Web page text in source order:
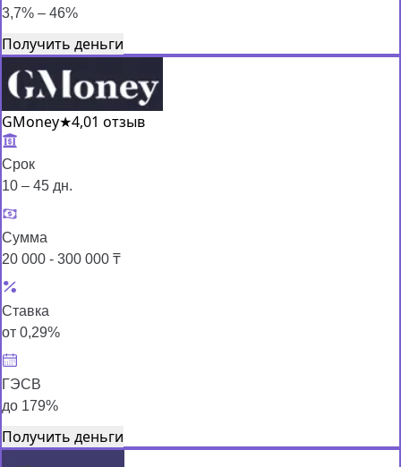
3,7% – 46%
Получить деньги
GMoney★4,01 отзыв
Срок
10 – 45 дн.
Сумма
20 000 - 300 000 ₸
Ставка
от 0,29%
ГЭСВ
до 179%
Получить деньги